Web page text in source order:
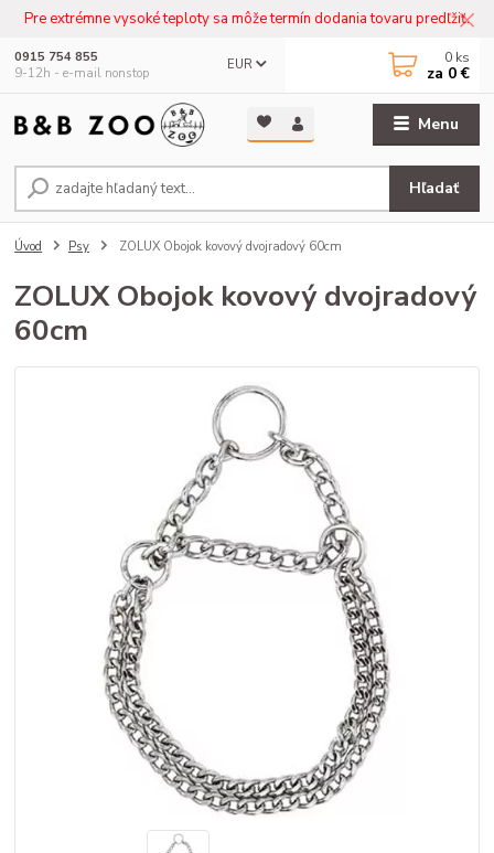
Pre extrémne vysoké teploty sa môže termín dodania tovaru predľžiť.
Menu
EUR
Hľadať
0915 754 855
9-12h - e-mail nonstop
0 ks
za 0 €
Úvod Psy ZOLUX Obojok kovový dvojradový 60cm
ZOLUX Obojok kovový dvojradový
60cm